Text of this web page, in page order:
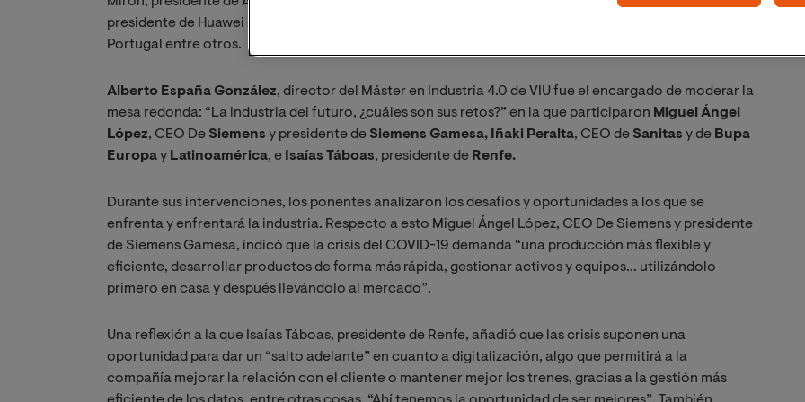
presidente de Huawei España o Fuencisla Clemares, directora general de Google en España y
Portugal entre otros.
Alberto España González, director del Máster en Industria 4.0 de VIU fue el encargado de moderar la
mesa redonda: “La industria del futuro, ¿cuáles son sus retos?” en la que participaron Miguel Ángel
López, CEO De Siemens y presidente de Siemens Gamesa, Iñaki Peralta, CEO de Sanitas y de Bupa
Europay Latinoamérica, e Isaías Táboas, presidente de Renfe.
Durante sus intervenciones, los ponentes analizaron los desafíos y oportunidades a los que se
enfrenta y enfrentará la industria. Respecto a esto Miguel Ángel López, CEO De Siemens y presidente
de Siemens Gamesa, indicó que la crisis del COVID-19 demanda “una producción más flexible y
eficiente, desarrollar productos de forma más rápida, gestionar activos y equipos… utilizándolo
primero en casa y después llevándolo al mercado”.
Una reflexión a la que Isaías Táboas, presidente de Renfe, añadió que las crisis suponen una
oportunidad para dar un “salto adelante” en cuanto a digitalización, algo que permitirá a la
compañía mejorar la relación con el cliente o mantener mejor los trenes, gracias a la gestión más